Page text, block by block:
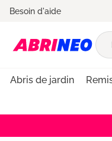
Passer à la
Besoin d'aide
Abris de jardin